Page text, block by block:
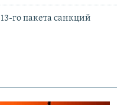
го пакета санкций